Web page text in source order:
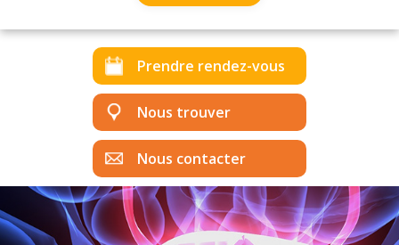
Prendre rendez-vous
Nous trouver
Nous contacter